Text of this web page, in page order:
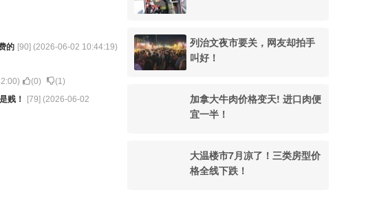
的 [90] (2026-06-02 10:44:19)
) (0) (1)
贱！ [79] (2026-06-02
列治文夜市要关，网友却拍手
叫好！
加拿大牛肉价格变天! 进口肉便
宜一半！
大温楼市7月凉了！三类房型价
格全线下跌！